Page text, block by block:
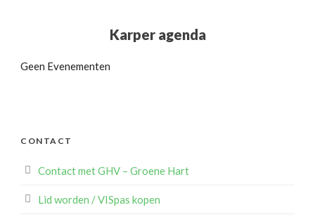
Karper agenda
Geen Evenementen
CONTACT
Contact met GHV – Groene Hart
Lid worden / VISpas kopen